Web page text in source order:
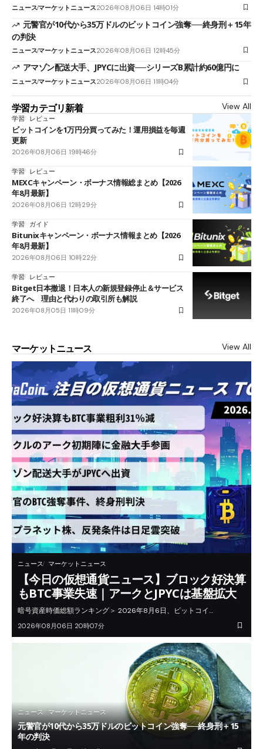
ニュースマーケットニュース2026年08月06日 14時01分
元警官が10代から35万ドルのビットコイン強奪──終身刑＋15年
の判決
ニュースマーケットニュース2026年08月06日 12時45分
アマゾン配送大手、JPYCに出資──シリーズB累計約60億円に
ニュースマーケットニュース2026年08月06日 11時04分
学習カテゴリ新着 View All
学習 レビュー
ビットコインを1万円分買ってみた！運用損益を毎週
更新
2026年08月06日 19時46分
学習 レビュー
MEXCキャンペーン・ボーナス情報総まとめ【2026
年8月最新】
2026年08月06日 12時29分
学習 ガイド
Bitunixキャンペーン・ボーナス情報まとめ【2026
年8月最新】
2026年08月06日 10時22分
学習 レビュー
Bitget日本撤退！日本人の新規登録停止＆サービス
終了へ 理由と代わりの取引所も解説
2026年08月05日 11時09分
マーケットニュース View All
ニュース マーケットニュース
【今日の仮想通貨ニュース】ブロック好決算
もBTC事業失速｜アークとJPYCは基盤拡大
暗号資産時価総額ランキング＞ 2026年8月6日、ビットコイ…
2026年08月06日 20時07分
ニュース マーケットニュース
元警官が10代から35万ドルのビットコイン強奪──終身刑＋15
年の判決